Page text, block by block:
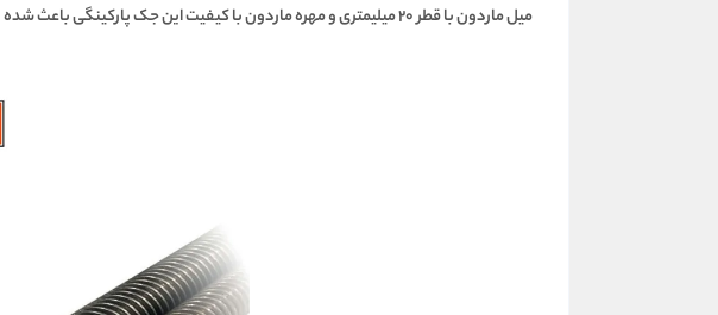
میل ماردون با قطر 20 میلیمتری و مهره ماردون با کیفیت این جک پارکینگی باعث شده تا برای نصب درب های خاص و سنگین از این جک قدرتمند استقبال گسترده ای صورت گیرد.